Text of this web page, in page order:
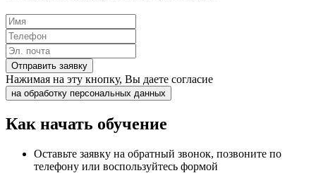
Отправить заявку
Нажимая на эту кнопку, Вы даете согласие
на обработку персональных данных
Как начать обучение
Оставьте заявку на обратный звонок, позвоните по
телефону или воспользуйтесь формой